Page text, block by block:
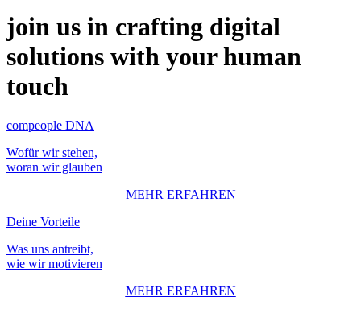
join us in crafting digital
solutions with your human
touch
compeople DNA
Wofür wir stehen,
woran wir glauben
MEHR ERFAHREN
Deine Vorteile
Was uns antreibt,
wie wir motivieren
MEHR ERFAHREN